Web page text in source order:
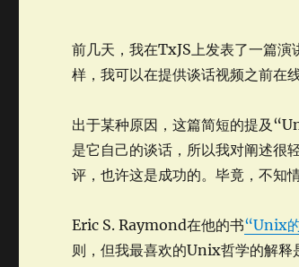
前几天，我在TxJS上发表了一篇
样，我可以在提供谈话视频之前在
出于某种原因，这篇简短的提及
是它自己的谈话，所以我对阐述很
评，也许这是成功的。毕竟，不知
Eric S. Raymond在他的书“Unix
则，但我最喜欢的Unix哲学的解